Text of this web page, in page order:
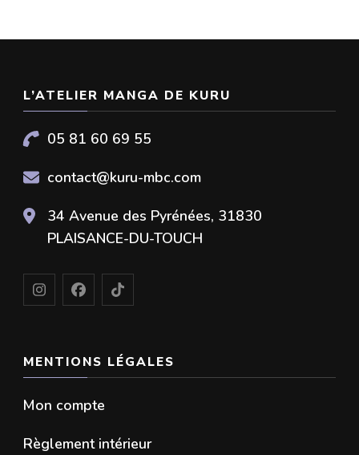
L’ATELIER MANGA DE KURU
05 81 60 69 55
contact@kuru-mbc.com
34 Avenue des Pyrénées, 31830
PLAISANCE-DU-TOUCH
MENTIONS LÉGALES
Mon compte
Règlement intérieur